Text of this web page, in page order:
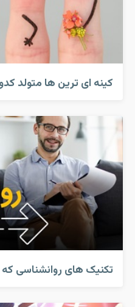
کینه ای ترین ها متولد
تکنیک های روانشناسی